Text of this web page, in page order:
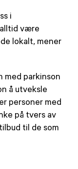
i
være
lokalt, mener
med parkinson
å utveksle
personer med
på tvers av
til de som